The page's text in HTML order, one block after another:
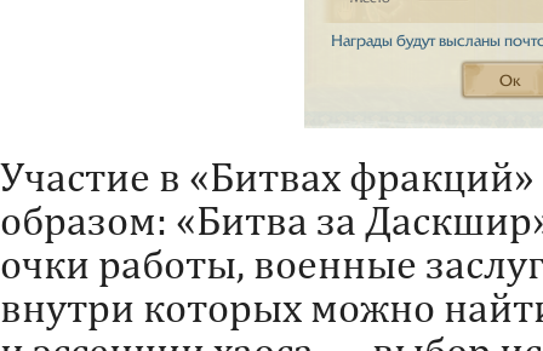
Участие в «Битвах
образом: «Битва за
очки работы, военные
внутри которых можно